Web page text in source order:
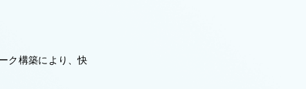
ク構築により、快